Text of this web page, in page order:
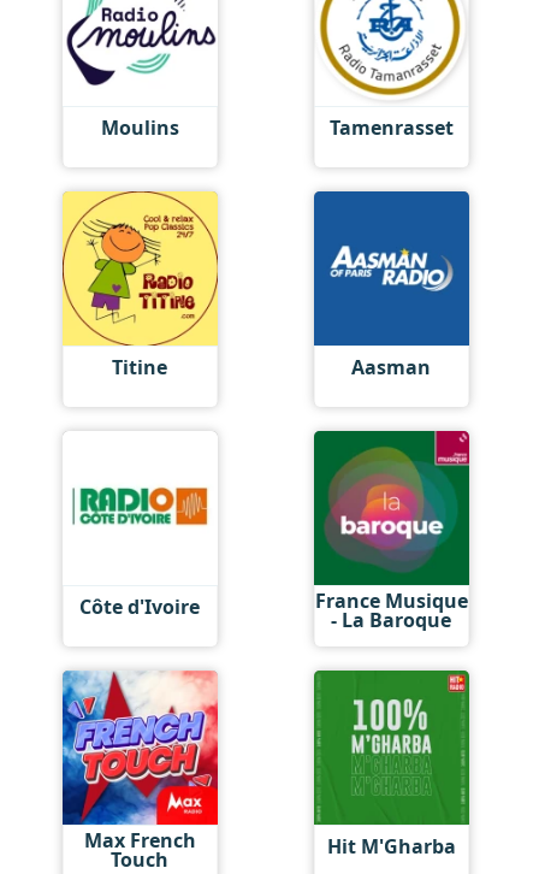
Moulins Tamenrasset
Titine Aasman
Côte d'Ivoire France Musique
- La Baroque
Max French
Touch Hit M'Gharba